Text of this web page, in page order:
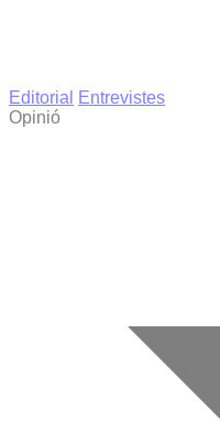
Editorial
Entrevistes
Opinió